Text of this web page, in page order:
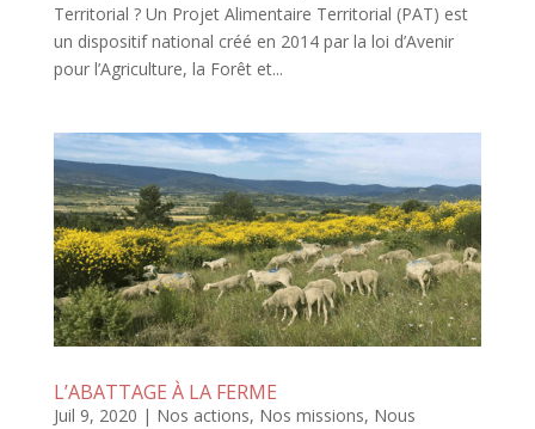
Territorial ? Un Projet Alimentaire Territorial (PAT) est
un dispositif national créé en 2014 par la loi d’Avenir
pour l’Agriculture, la Forêt et...
L’ABATTAGE À LA FERME
Juil 9, 2020 | Nos actions, Nos missions, Nous